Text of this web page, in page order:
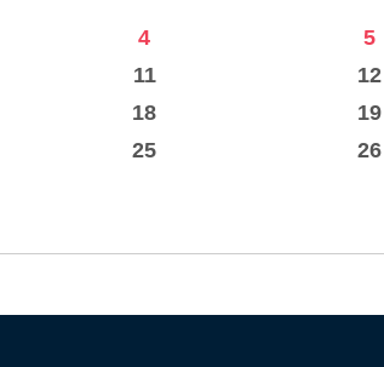
4 5
11 12
18 19
25 26